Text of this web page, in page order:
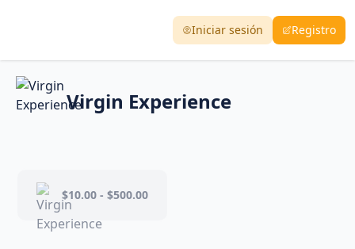
Iniciar sesión Registro
Virgin Experience
$10.00 - $500.00